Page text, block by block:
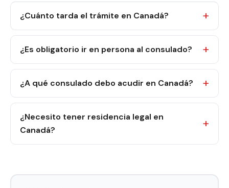
¿Cuánto tarda el trámite en Canadá?
¿Es obligatorio ir en persona al consulado?
¿A qué consulado debo acudir en Canadá?
¿Necesito tener residencia legal en
Canadá?